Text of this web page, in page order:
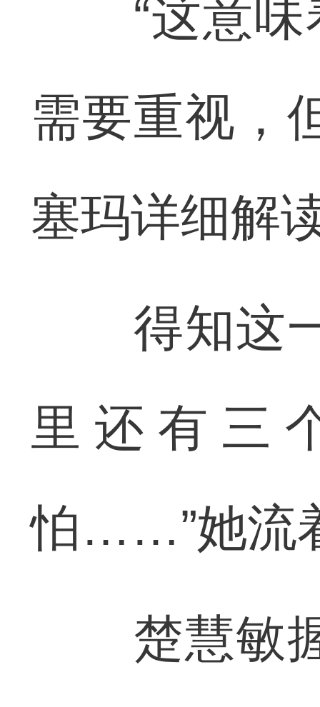
“这意味
需要重视，
塞玛详细解
得知这一
里还有三
怕……”她流
楚慧敏握